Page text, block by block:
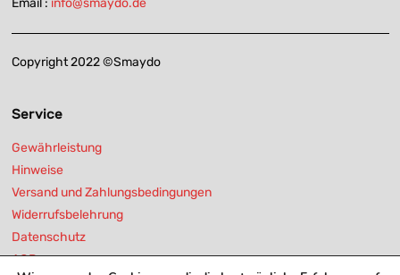
Email : info@smaydo.de
Copyright 2022 ©Smaydo
Service
Gewährleistung
Hinweise
Versand und Zahlungsbedingungen
Widerrufsbelehrung
Datenschutz
AGB